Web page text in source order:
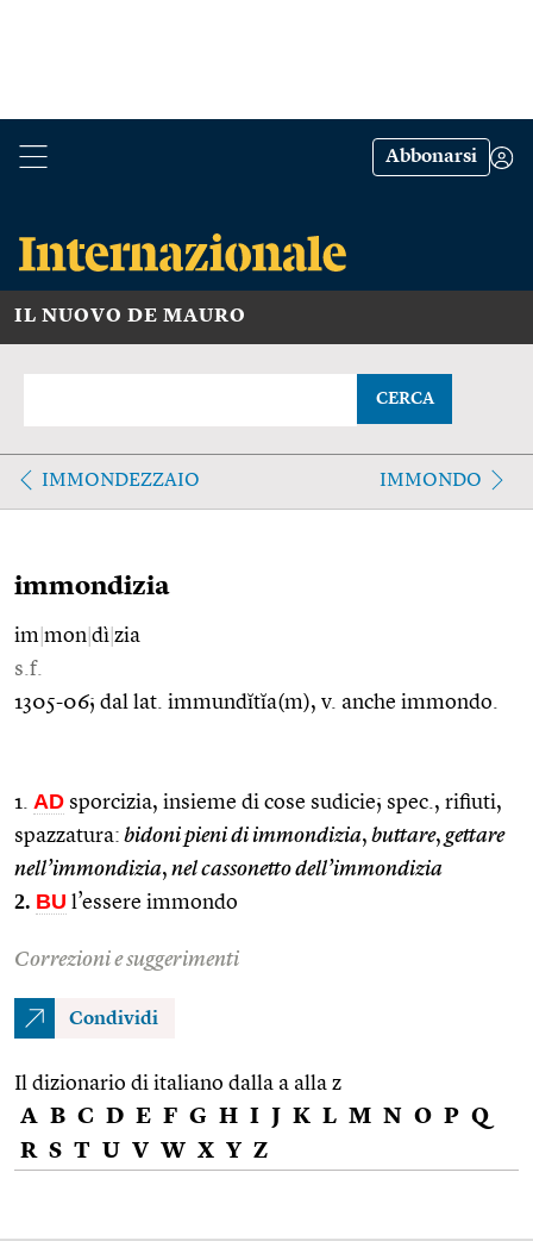
Abbonarsi
IL NUOVO DE MAURO
CERCA
IMMONDEZZAIO IMMONDO
immondizia
im mon dì zia
s.f.
1305-06; dal lat. immundĭtĭa(m), v. anche immondo.
1. AD sporcizia, insieme di cose sudicie; spec., rifiuti,
spazzatura: bidoni pieni di immondizia, buttare, gettare
nell’immondizia, nel cassonetto dell’immondizia
2. BU l’essere immondo
Correzioni e suggerimenti
Condividi
Il dizionario di italiano dalla a alla z
A B C D E F G H I J K L M N O P Q
R S T U V W X Y Z